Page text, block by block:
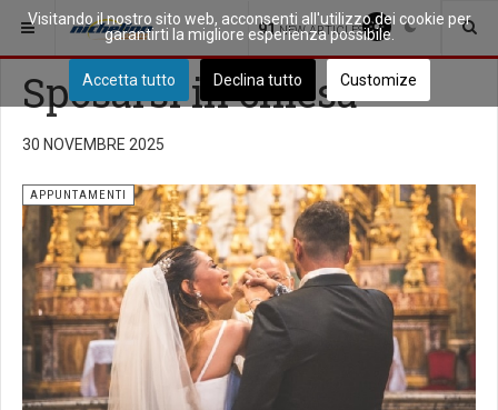
91 NEW ARTICLES
SEI QUI: COMUNITÀ APPUNTAMENTI
Sposarsi in chiesa
30 NOVEMBRE 2025
APPUNTAMENTI
Visitando il nostro sito web, acconsenti all'utilizzo dei cookie per
garantirti la migliore esperienza possibile.
Accetta tutto Declina tutto Customize